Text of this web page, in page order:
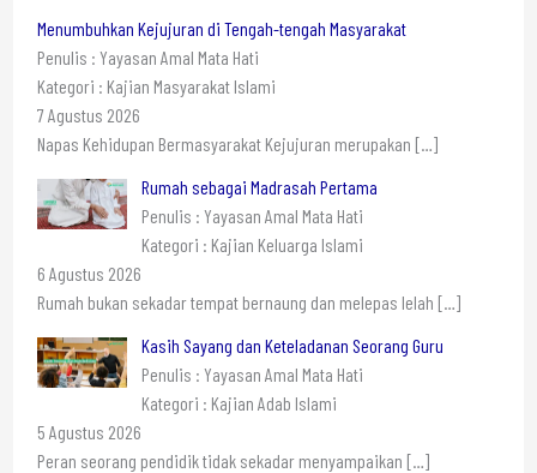
Menumbuhkan Kejujuran di Tengah-tengah Masyarakat
Penulis : Yayasan Amal Mata Hati
Kategori : Kajian Masyarakat Islami
7 Agustus 2026
Napas Kehidupan Bermasyarakat Kejujuran merupakan […]
Rumah sebagai Madrasah Pertama
Penulis : Yayasan Amal Mata Hati
Kategori : Kajian Keluarga Islami
6 Agustus 2026
Rumah bukan sekadar tempat bernaung dan melepas lelah […]
Kasih Sayang dan Keteladanan Seorang Guru
Penulis : Yayasan Amal Mata Hati
Kategori : Kajian Adab Islami
5 Agustus 2026
Peran seorang pendidik tidak sekadar menyampaikan […]